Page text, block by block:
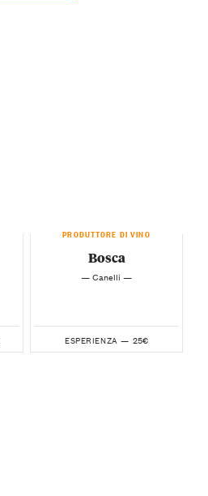
PRODUTTORE DI VINO
Bosca
— Canelli —
ESPERIENZA — 25€